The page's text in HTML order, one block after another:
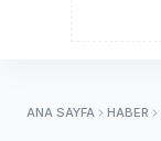
ANA SAYFA HABER